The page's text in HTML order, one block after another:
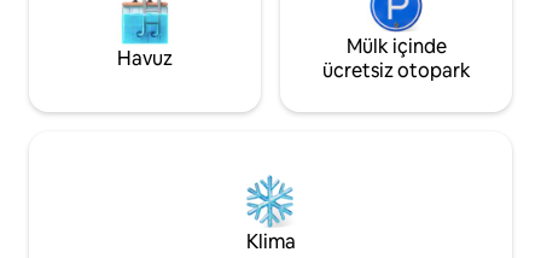
Havuz
Mülk içinde
ücretsiz otopark
Klima